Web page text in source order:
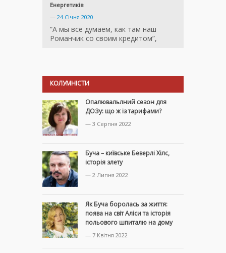
Енергетиків
— 24 Січня 2020
“А мы все думаем, как там наш
Романчик со своим кредитом”,
КОЛУМНІСТИ
Опалювальлний сезон для
ДОЗу: що ж із тарифами?
— 3 Серпня 2022
Буча – київське Беверлі Хілс,
історія злету
— 2 Липня 2022
Як Буча боролась за життя:
поява на світ Аліси та історія
польового шпиталю на дому
— 7 Квітня 2022